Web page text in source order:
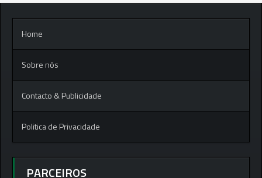
Home
Sobre nós
Contacto & Publicidade
Politica de Privacidade
PARCEIROS